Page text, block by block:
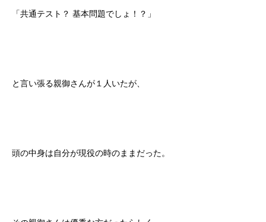
「共通テスト？ 基本問題でしょ！？」
と言い張る親御さんが１人いたが、
頭の中身は自分が現役の時のままだった。